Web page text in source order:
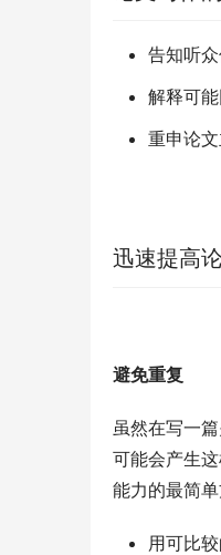
告知听
解释可
重申论
迅速提高
避免重复
虽然在写一
可能会产生
能力的最简
用可比